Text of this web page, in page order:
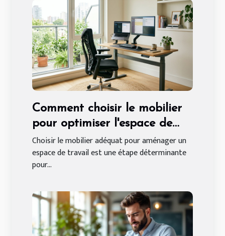
Comment choisir le mobilier
pour optimiser l'espace de
travail ?
Choisir le mobilier adéquat pour aménager un
espace de travail est une étape déterminante
pour...